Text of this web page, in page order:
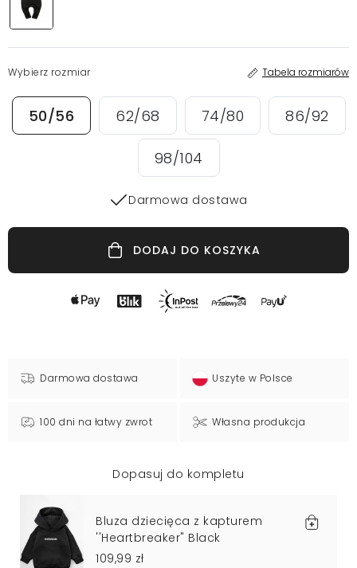
Wybierz rozmiar Tabela rozmiarów
50/56 62/68 74/80 86/92
98/104
Darmowa dostawa
DODAJ DO KOSZYKA
Darmowa dostawa Uszyte w Polsce
100 dni na łatwy zwrot Własna produkcja
Dopasuj do kompletu
Bluza dziecięca z kapturem
''Heartbreaker" Black
109,99 zł